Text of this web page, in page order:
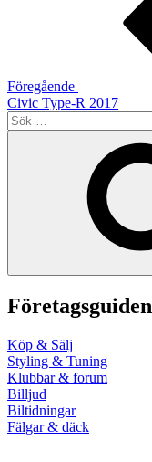
Föregående
Civic Type-R 2017
Sök
efter:
Företagsguiden
Köp & Sälj
Styling & Tuning
Klubbar & forum
Billjud
Biltidningar
Fälgar & däck